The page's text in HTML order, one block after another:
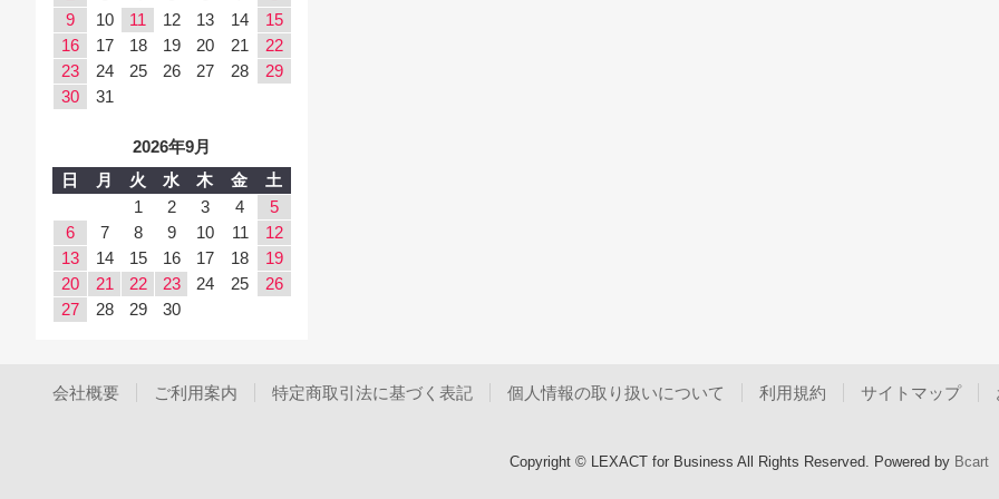
9
10 11 12 13 14
15
16
17 18 19 20 21
22
23
24 25 26 27 28
29
30
31
2026年9月
日
月 火 水 木 金
土
1
2 3 4
5
6
7 8 9 10 11
12
13
14 15 16 17 18
19
20
21 22 23 24 25
26
27
28 29 30
会社概要 ご利用案内 特定商取引法に基づく表記 個人情報の取り扱いについて 利用規約 サイトマップ
Copyright © LEXACT for Business All Rights Reserved. Powered by Bcart